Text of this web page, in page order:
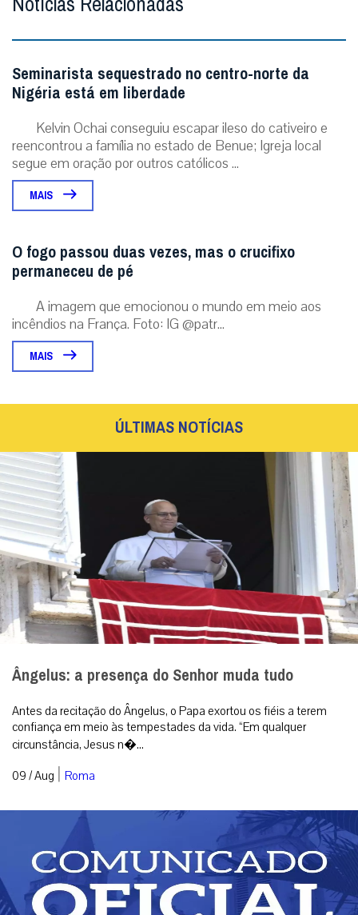
Seminarista sequestrado no centro-norte da
Nigéria está em liberdade
Kelvin Ochai conseguiu escapar ileso do cativeiro e
reencontrou a família no estado de Benue; Igreja local
segue em oração por outros católicos ...
MAIS
O fogo passou duas vezes, mas o crucifixo
permaneceu de pé
A imagem que emocionou o mundo em meio aos
incêndios na França. Foto: IG @patr...
MAIS
ÚLTIMAS NOTÍCIAS
Ângelus: a presença do Senhor muda tudo
Antes da recitação do Ângelus, o Papa exortou os fiéis a terem
confiança em meio às tempestades da vida. “Em qualquer
circunstância, Jesus n�...
09 / Aug | Roma